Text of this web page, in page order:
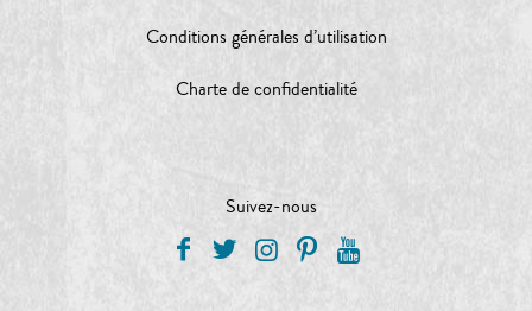
Conditions générales d’utilisation
Charte de confidentialité
Suivez-nous